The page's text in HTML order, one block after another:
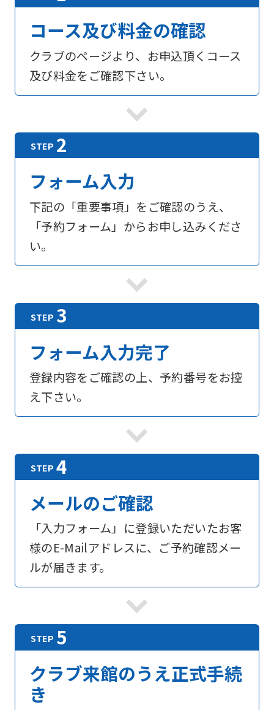
コース及び料金の確認
クラブのページより、お申込頂くコース
及び料金をご確認下さい。
フォーム入力
下記の「重要事項」をご確認のうえ、
「予約フォーム」からお申し込みくださ
い。
フォーム入力完了
登録内容をご確認の上、予約番号をお控
え下さい。
メールのご確認
「入力フォーム」に登録いただいたお客
様のE-Mailアドレスに、ご予約確認メー
ルが届きます。
クラブ来館のうえ正式手続
き
For
foreigners
Central
Sports